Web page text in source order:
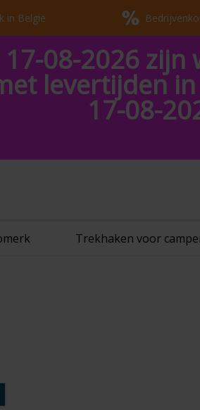
in België
08-2026
levertijden
17-08-
Trekhaken voor